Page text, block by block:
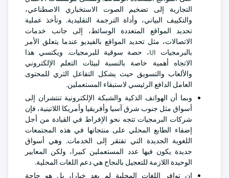
التجارية إلى تضخيم الصوت الاستخباري الاصطناعي،
والتكييف البياني، وأداة الترجمة التقليدية. وتأخذ عملية
تحديد المواقع المتعددة الوسائط، إلى جانب خدمات
الاتصالات، مثل تحديد المواقع بالفيديو عندما يتعلق الأمر
بالبرمجيات UI، حصة سوقية للبرمجيات. ويكتسي هذا
الاتجاه أهمية خاصة بالنسبة لبيئات التعلم الإلكتروني
والألعاب والتسويق حيث يشكل التفاعل الثري للمحتوى
العامل الدافع الرئيسي لاستبقاء المستعملين.
وبما أن الهواتف الذكية والشبكة الإلكترونية تنتشران إلى
أسواق مثل جنوب شرق آسيا وأفريقيا وأمريكا اللاتينية، فإن
شركات البرمجيات تتجه نحو الإفراط في القيادة من أجل
إضفاء الطابع المحلي على منتجاتها في هذه المجتمعات
اللغوية الجديدة التي تفتقر إلى الخدمات. وهي أسواق
جديدة يكون فيها عدد المستعملين كبيرا، ولكن المعايير
الوحيدة اللازمة للتعجيل بالنجاح هي دعم اللغات المحلية.
إن توافر اللغات المحلية لم يعد خيارا، بل هو حاجة